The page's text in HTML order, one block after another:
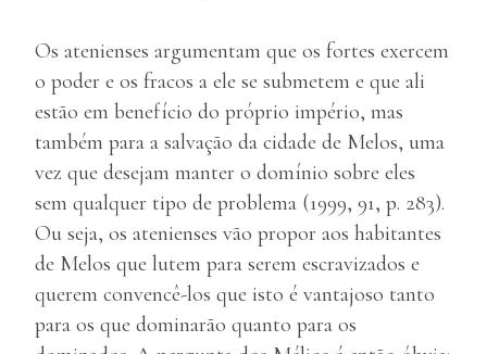
Os atenienses argumentam que os fortes exercem
o poder e os fracos a ele se submetem e que ali
estão em benefício do próprio império, mas
também para a salvação da cidade de Melos, uma
vez que desejam manter o domínio sobre eles
sem qualquer tipo de problema (1999, 91, p. 283).
Ou seja, os atenienses vão propor aos habitantes
de Melos que lutem para serem escravizados e
querem convencê-los que isto é vantajoso tanto
para os que dominarão quanto para os